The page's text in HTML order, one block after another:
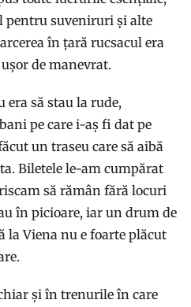
pentru suveniruri și alte
în țară rucsacul era
de manevrat.
era să stau la rude,
pe care i-aș fi dat pe
un traseu care să aibă
Biletele le-am cumpărat
să rămân fără locuri
în picioare, iar un drum de
la Viena nu e foarte plăcut
și în trenurile în care